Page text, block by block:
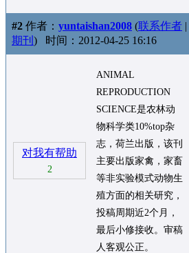
#2 作者： yuntaishan2008 (联系作者 |
期刊 ) 时间：2012-04-25 16:16
对我有帮助
2
ANIMAL
REPRODUCTION
SCIENCE是农林动
物科学类10%top杂
志，荷兰出版，该刊
主要出版家禽，家畜
等非实验模式动物生
殖方面的相关研究，
投稿周期近2个月，
最后小修接收。审稿
人客观公正。